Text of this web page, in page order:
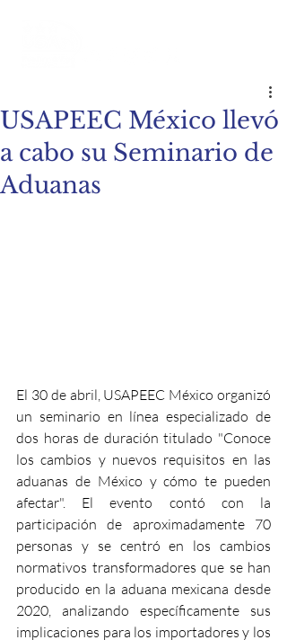
USAPEEC México llevó
a cabo su Seminario de
Aduanas
El 30 de abril, USAPEEC México organizó
un seminario en línea especializado de
dos horas de duración titulado "Conoce
los cambios y nuevos requisitos en las
aduanas de México y cómo te pueden
afectar". El evento contó con la
participación de aproximadamente 70
personas y se centró en los cambios
normativos transformadores que se han
producido en la aduana mexicana desde
2020, analizando específicamente sus
implicaciones para los importadores y los